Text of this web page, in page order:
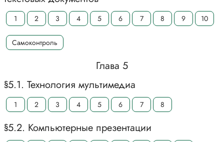
1 2 3 4 5 6 7 8 9 10
Самоконтроль
Глава 5
§5.1. Технология мультимедиа
1 2 3 4 5 6 7 8
§5.2. Компьютерные презентации